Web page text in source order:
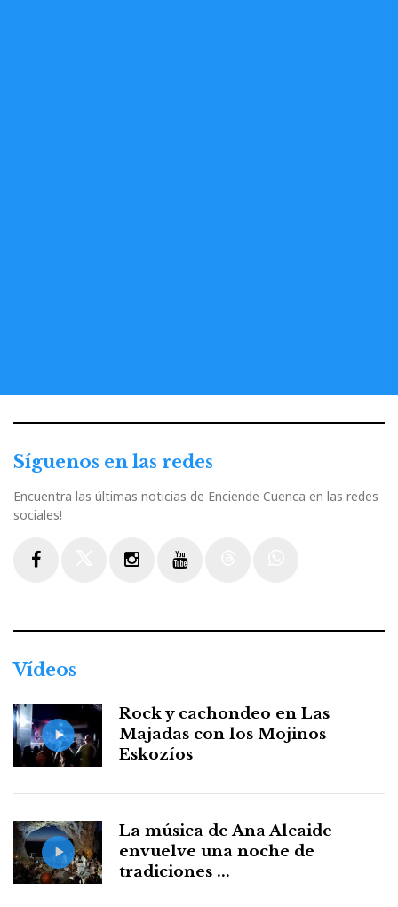
Síguenos en las redes
Encuentra las últimas noticias de Enciende Cuenca en las redes
sociales!
Vídeos
Rock y cachondeo en Las
Majadas con los Mojinos
Eskozíos
La música de Ana Alcaide
envuelve una noche de
tradiciones ...